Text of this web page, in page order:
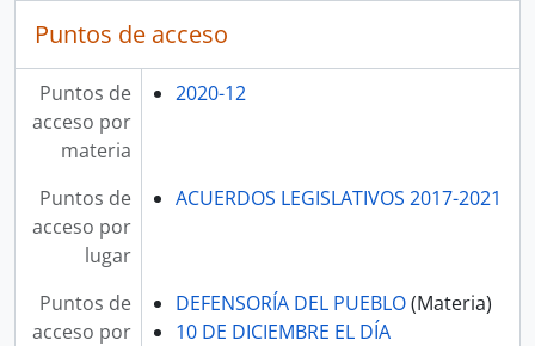
Puntos de acceso
Puntos de
acceso por
materia
2020-12
Puntos de
acceso por
lugar
ACUERDOS LEGISLATIVOS 2017-2021
Puntos de
acceso por
DEFENSORÍA DEL PUEBLO(Materia)
10 DE DICIEMBRE EL DÍA